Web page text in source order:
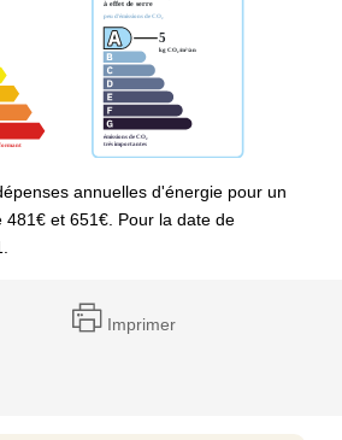
annuelles d'énergie pour un
481€ et 651€. Pour la date de
Imprimer